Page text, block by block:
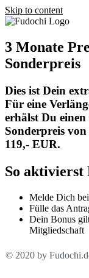
Skip to content
3 Monate
Sonderpreis​
Dies ist Dein
Für eine
erhälst Du
Sonderpreis
119,- EUR.
So aktivierst
Melde Dich
Fülle das
Dein Bonus
Mitgliedschaft
© 2020 by